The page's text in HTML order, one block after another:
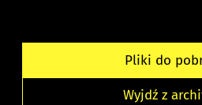
Pliki do
Wyjdź z